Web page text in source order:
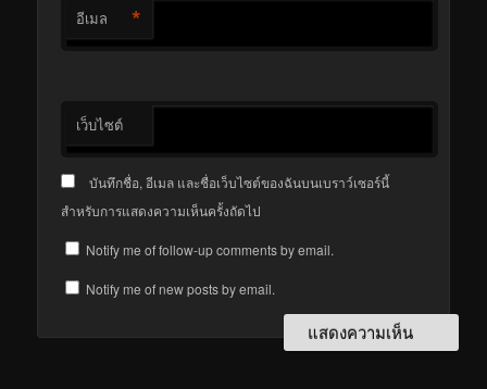
อีเมล *
เว็บไซต์
บันทึกชื่อ, อีเมล และชื่อเว็บไซต์ของฉันบนเบราว์เซอร์นี้
สำหรับการแสดงความเห็นครั้งถัดไป
Notify me of follow-up comments by email.
Notify me of new posts by email.